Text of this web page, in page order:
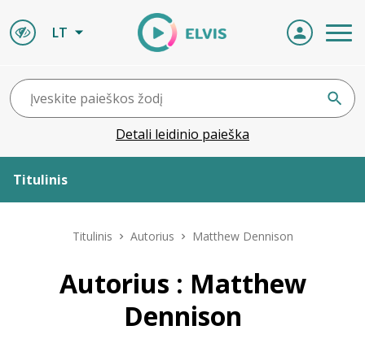
LT
Detali leidinio paieška
Titulinis
Leidiniai
Titulinis Autorius Matthew Dennison
Autorius : Matthew
Dennison